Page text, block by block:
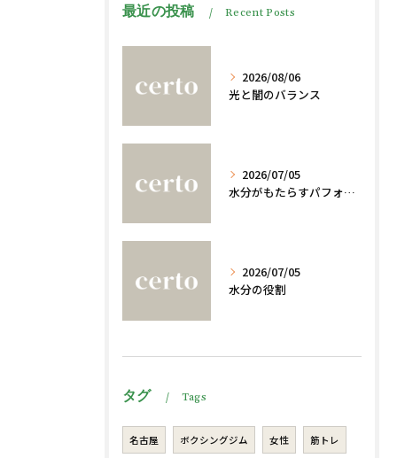
最近の投稿 Recent Posts
2026/08/06
光と闇のバランス
2026/07/05
水分がもたらすパフォーマンスへの影響
2026/07/05
水分の役割
タグ Tags
名古屋 ボクシングジム 女性 筋トレ